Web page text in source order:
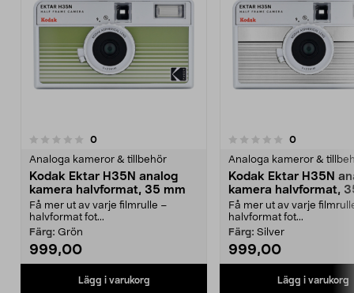
0recensioner
Analoga kameror & tillbehör
Kodak Ektar H35N analog
kamera halvformat, 35 mm
Få mer ut av varje filmrulle –
halvformat fot...
Färg: Grön
999,00
Lägg i varukorg
0.0 av 5 stjärnor 0recensioner
Analoga kameror &
Kodak Ektar H35N
kamera halvformat,
Få mer ut av varje
halvformat fot...
Färg: Silver
999,00
Lägg i varukorg